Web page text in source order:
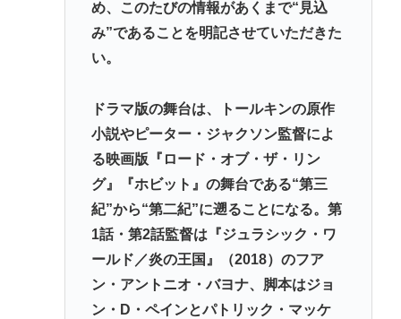
め、このたびの情報があくまで“見込
み”であることを明記させていただきた
い。
ドラマ版の舞台は、トールキンの原作
小説やピーター・ジャクソン監督によ
る映画版『ロード・オブ・ザ・リン
グ』『ホビット』の舞台である“第三
紀”から“第二紀”に遡ることになる。第
1話・第2話監督は『ジュラシック・ワ
ールド／炎の王国』（2018）のフア
ン・アントニオ・バヨナ、脚本はジョ
ン・D・ペインとパトリック・マッケ